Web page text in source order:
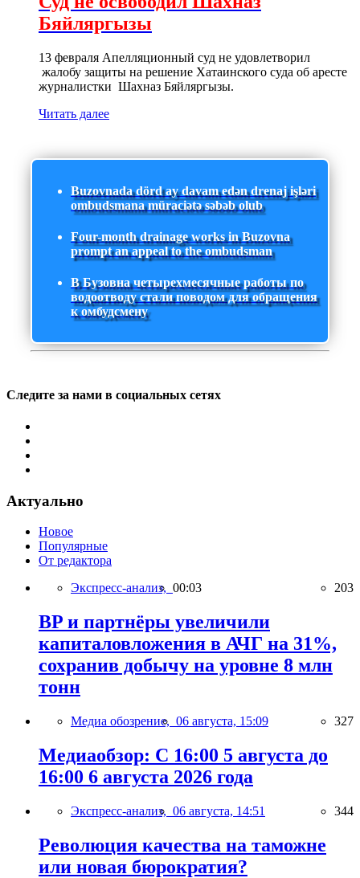
Бяйляргызы
13 февраля Апелляционный суд не удовлетворил
жалобу защиты на решение Хатаинского суда об аресте
журналистки Шахназ Бяйляргызы.
Читать далее
Buzovnada dörd ay davam edən drenaj işləri
ombudsmana müraciətə səbəb olub
Four-month drainage works in Buzovna
prompt an appeal to the ombudsman
В Бузовна четырехмесячные работы по
водоотводу стали поводом для обращения
к омбудсмену
Следите за нами в социальных сетях
Актуально
Новое
Популярные
От редактора
Экспресс-анализ, 00:03 203
BP и партнёры увеличили
капиталовложения в АЧГ на 31%,
сохранив добычу на уровне 8 млн
тонн
Медиа обозрение, 06 августа, 15:09 327
Медиаобзор: С 16:00 5 августа до
16:00 6 августа 2026 года
Экспресс-анализ, 06 августа, 14:51 344
Революция качества на таможне
или новая бюрократия?